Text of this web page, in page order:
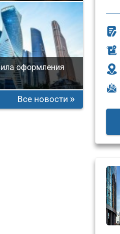
оформления
Все новости